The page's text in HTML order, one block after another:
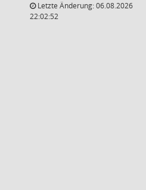
Letzte Änderung: 06.08.2026
22:02:52